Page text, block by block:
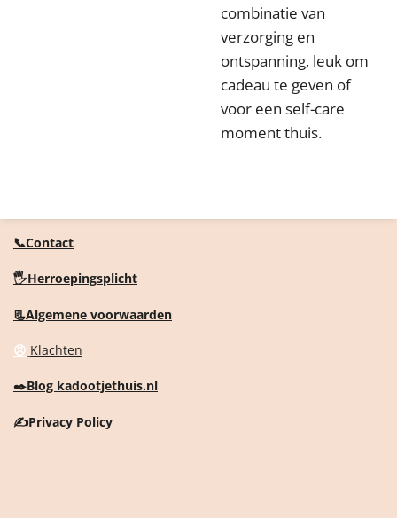
combinatie van
verzorging en
ontspanning, leuk om
cadeau te geven of
voor een self-care
moment thuis.
📞Contact
🖐️Herroepingsplicht
📃Algemene voorwaarden
😠 Klachten
✒️Blog kadootjethuis.nl
✍️Privacy Policy